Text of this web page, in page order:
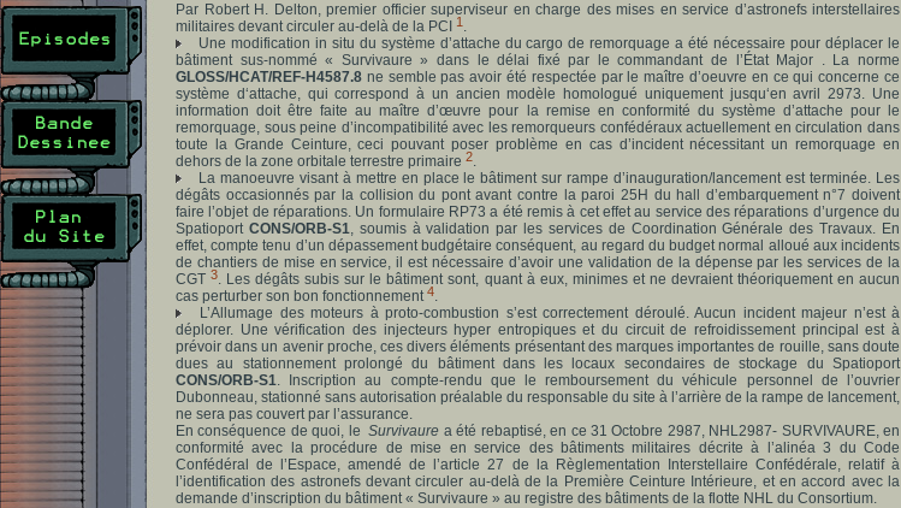
Par Robert H. Delton, premier officier superviseur en charge des mises en service d’astronefs interstellaires
militaires devant circuler au-delà de la PCI
1 .
Une modification in situ du système d’attache du cargo de remorquage a été nécessaire pour déplacer le
bâtiment sus-nommé « Survivaure » dans le délai fixé par le commandant de l’État Major . La norme
GLOSS/HCAT/REF-H4587.8 ne semble pas avoir été respectée par le maître d’oeuvre en ce qui concerne ce
système d‘attache, qui correspond à un ancien modèle homologué uniquement jusqu‘en avril 2973. Une
information doit être faite au maître d’œuvre pour la remise en conformité du système d’attache pour le
remorquage, sous peine d’incompatibilité avec les remorqueurs confédéraux actuellement en circulation dans
toute la Grande Ceinture, ceci pouvant poser problème en cas d’incident nécessitant un remorquage en
dehors de la zone orbitale terrestre primaire 2.
La manoeuvre visant à mettre en place le bâtiment sur rampe d’inauguration/lancement est terminée. Les
dégâts occasionnés par la collision du pont avant contre la paroi 25H du hall d’embarquement n°7 doivent
faire l’objet de réparations. Un formulaire RP73 a été remis à cet effet au service des réparations d’urgence du
Spatioport CONS/ORB-S1, soumis à validation par les services de Coordination Générale des Travaux. En
effet, compte tenu d’un dépassement budgétaire conséquent, au regard du budget normal alloué aux incidents
de chantiers de mise en service, il est nécessaire d’avoir une validation de la dépense par les services de la
CGT3. Les dégâts subis sur le bâtiment sont, quant à eux, minimes et ne devraient théoriquement en aucun
cas perturber son bon fonctionnement4.
L’Allumage des moteurs à proto-combustion s’est correctement déroulé. Aucun incident majeur n’est à
déplorer. Une vérification des injecteurs hyper entropiques et du circuit de refroidissement principal est à
prévoir dans un avenir proche, ces divers éléments présentant des marques importantes de rouille, sans doute
dues au stationnement prolongé du bâtiment dans les locaux secondaires de stockage du Spatioport
CONS/ORB-S1. Inscription au compte-rendu que le remboursement du véhicule personnel de l’ouvrier
Dubonneau, stationné sans autorisation préalable du responsable du site à l’arrière de la rampe de lancement,
ne sera pas couvert par l’assurance.
En conséquence de quoi, le Survivaure a été rebaptisé, en ce 31 Octobre 2987, NHL2987- SURVIVAURE, en
conformité avec la procédure de mise en service des bâtiments militaires décrite à l’alinéa 3 du Code
Confédéral de l’Espace, amendé de l’article 27 de la Règlementation Interstellaire Confédérale, relatif à
l’identification des astronefs devant circuler au-delà de la Première Ceinture Intérieure, et en accord avec la
demande d’inscription du bâtiment « Survivaure » au registre des bâtiments de la flotte NHL du Consortium.